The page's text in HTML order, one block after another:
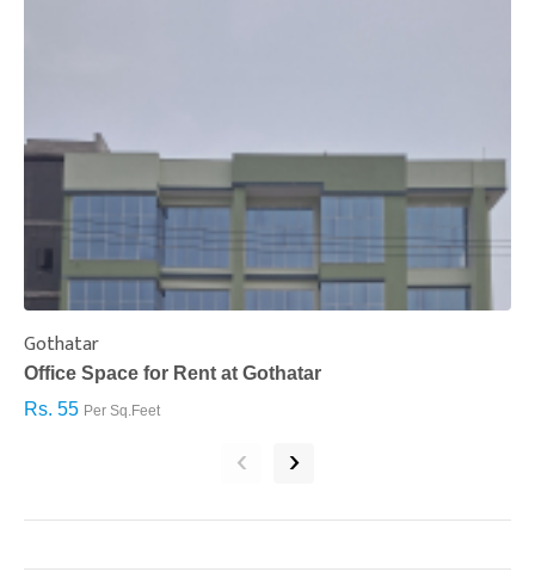
Gothatar
Office Space for Rent at Gothatar
Rs. 55 Per Sq.Feet
‹ ›